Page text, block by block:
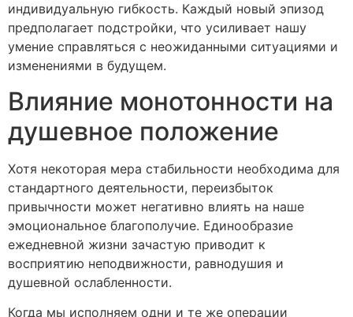
индивидуальную гибкость. Каждый новый эпизод
предполагает подстройки, что усиливает нашу
умение справляться с неожиданными ситуациями и
изменениями в будущем.
Влияние монотонности на
душевное положение
Хотя некоторая мера стабильности необходима для
стандартного деятельности, переизбыток
привычности может негативно влиять на наше
эмоциональное благополучие. Единообразие
ежедневной жизни зачастую приводит к
восприятию неподвижности, равнодушия и
душевной ослабленности.
Когда мы исполняем одни и те же операции